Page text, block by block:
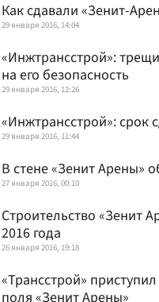
Как сдавали «Зенит-
29 января 2016, 14:04
«Инжтрансстрой»:
на его безопасность
29 января 2016, 12:26
«Инжтрансстрой»: срок
29 января 2016, 11:44
В стене «Зенит Арены»
27 января 2016, 00:10
Строительство «Зенит
2016 года
26 января 2016, 19:18
«Трансстрой»
поля «Зенит Арены»